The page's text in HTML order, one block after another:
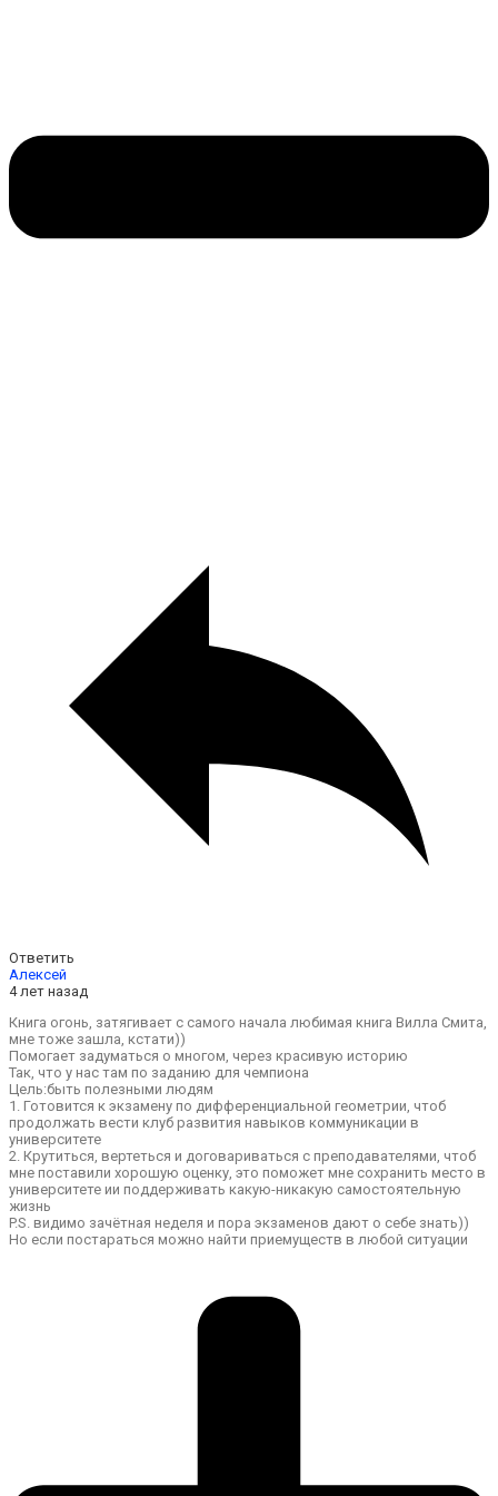
Ответить
Алексей
4 лет назад
Книга огонь, затягивает с самого начала любимая книга Вилла Смита,
мне тоже зашла, кстати))
Помогает задуматься о многом, через красивую историю
Так, что у нас там по заданию для чемпиона
Цель:быть полезными людям
1. Готовится к экзамену по дифференциальной геометрии, чтоб
продолжать вести клуб развития навыков коммуникации в
университете
2. Крутиться, вертеться и договариваться с преподавателями, чтоб
мне поставили хорошую оценку, это поможет мне сохранить место в
университете ии поддерживать какую-никакую самостоятельную
жизнь
P.S. видимо зачётная неделя и пора экзаменов дают о себе знать))
Но если постараться можно найти приемуществ в любой ситуации